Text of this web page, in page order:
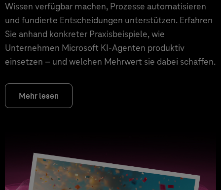
Wissen verfügbar machen, Prozesse automatisieren
und fundierte Entscheidungen unterstützen. Erfahren
Sie anhand konkreter Praxisbeispiele, wie
Unternehmen Microsoft KI-Agenten produktiv
einsetzen – und welchen Mehrwert sie dabei schaffen.
Mehr lesen